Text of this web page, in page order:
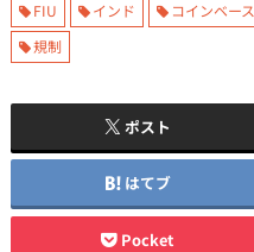
FIU インド コインベース
規制
ポスト
はてブ
Pocket